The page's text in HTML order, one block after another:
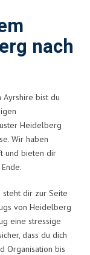
nach
bist du
Heidelberg
Wir haben
und bieten dir
steht dir zur Seite
von Heidelberg
eine stressige
dass du dich
Organisation bis